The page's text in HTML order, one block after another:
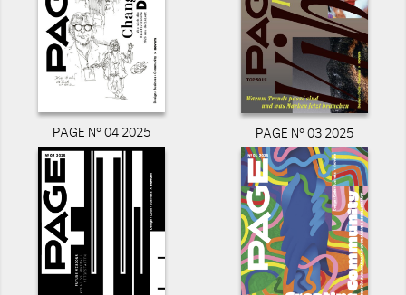
PAGE N° 04 2025 PAGE N° 03 2025